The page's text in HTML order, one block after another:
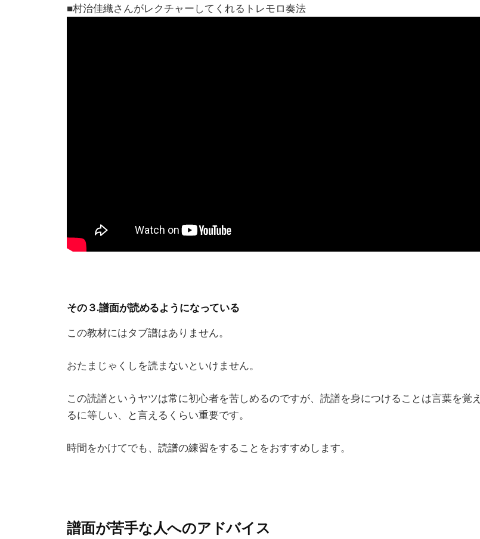
■村治佳織さんがレクチャーしてくれるトレモロ奏法
その３.譜面が読めるようになっている
この教材にはタブ譜はありません。
おたまじゃくしを読まないといけません。
この読譜というヤツは常に初心者を苦しめるのですが、読譜を身につけることは言葉を覚え
るに等しい、と言えるくらい重要です。
時間をかけてでも、読譜の練習をすることをおすすめします。
譜面が苦手な人へのアドバイス